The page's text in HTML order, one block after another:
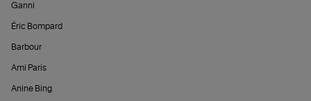
Ganni
Éric Bompard
Barbour
Ami Paris
Anine Bing